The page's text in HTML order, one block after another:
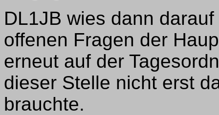
DL1JB wies dann
offenen Fragen der
erneut auf der
dieser Stelle nicht erst
brauchte.